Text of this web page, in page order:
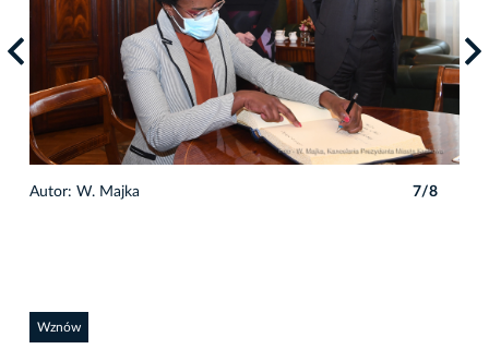
Autor: W. Majka 7/8
Wznów